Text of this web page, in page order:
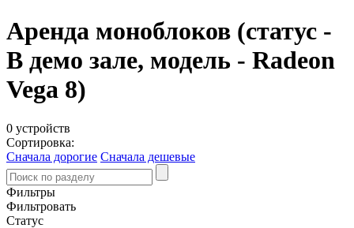
Аренда моноблоков (статус -
В демо зале, модель - Radeon
Vega 8)
0 устройств
Сортировка:
Сначала дорогие Сначала дешевые
Фильтры
Фильтровать
Статус